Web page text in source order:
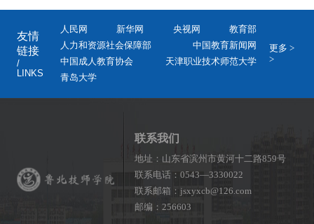
友情
链接
/
LINKS
人民网 新华网 央视网
教育部
人力和资源社会保障部
中国教育新闻网
中国成人教育协会
天津职业技术师范大学
青岛大学
更多 >
>
联系我们
地址：山东省滨州市黄河十二路859号
联系电话：0543—3330022
联系邮箱：jsxyxcb@126.com
邮编：256603